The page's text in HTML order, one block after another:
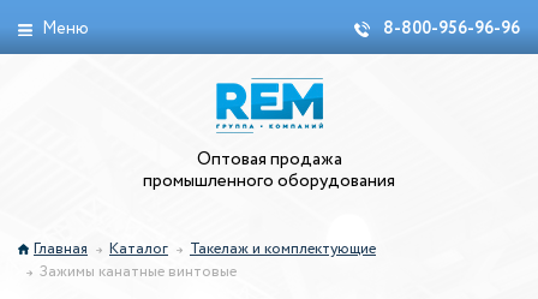
Меню 8-800-956-96-96
Оптовая продажа
промышленного оборудования
Главная Каталог
Такелаж и комплектующие
Зажимы канатные винтовые